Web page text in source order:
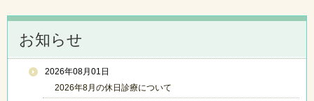
お知らせ
2026年08月01日
2026年8月の休日診療について